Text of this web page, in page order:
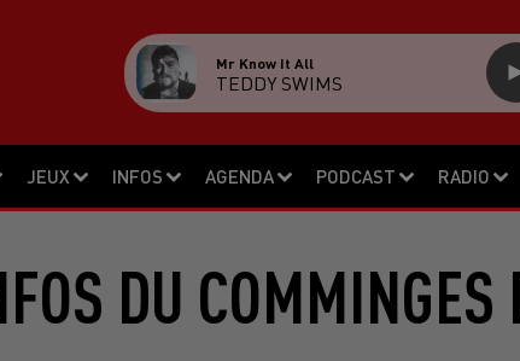
JEUX INFOS AGENDA PODCAST RADIO
Mr Know It All
TEDDY SWIMS
DU